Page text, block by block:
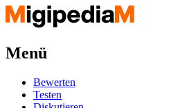
Menü
Bewerten
Testen